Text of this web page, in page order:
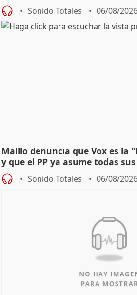
Sonido Totales 06/08/2026
Maíllo denuncia que Vox es la
y que el PP ya asume todas
Sonido Totales 06/08/2026